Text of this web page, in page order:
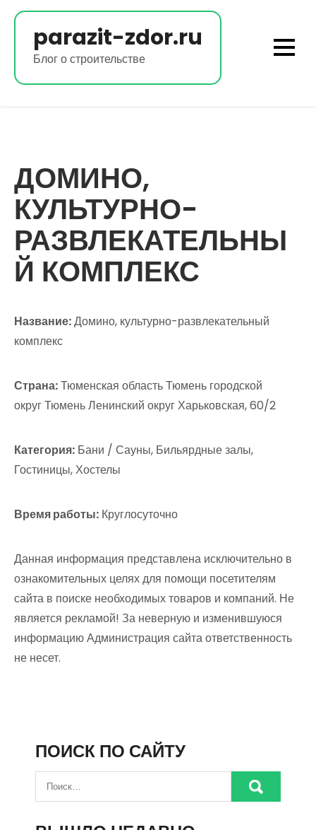
Перейти
содержимомуparazit-zdor.ru
Блог о строительстве
ДОМИНО,
КУЛЬТУРНО-
РАЗВЛЕКАТЕЛЬНЫ
Й КОМПЛЕКС
Название:Домино, культурно-развлекательный
комплекс
Страна:Тюменская область Тюмень городской
округ Тюмень Ленинский округ Харьковская, 60/2
Категория: Бани / Сауны, Бильярдные залы,
Гостиницы, Хостелы
Время работы: Круглосуточно
Данная информация представлена исключительно в
ознакомительных целях для помощи посетителям
сайта в поиске необходимых товаров и компаний. Не
является рекламой! За неверную и изменившуюся
информацию Администрация сайта ответственность
не несет.
ПОИСК ПО САЙТУ